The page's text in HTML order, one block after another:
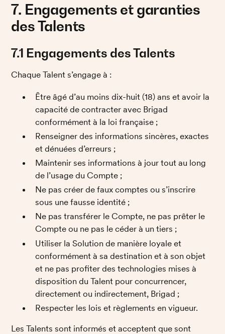
7. Engagements et garanties
des Talents
7.1 Engagements des Talents
Chaque Talent s’engage à :
Être âgé d’au moins dix-huit (18) ans et avoir la
capacité de contracter avec Brigad
conformément à la loi française ;
Renseigner des informations sincères, exactes
et dénuées d’erreurs ;
Maintenir ses informations à jour tout au long
de l’usage du Compte ;
Ne pas créer de faux comptes ou s’inscrire
sous une fausse identité ;
Ne pas transférer le Compte, ne pas prêter le
Compte ou ne pas le céder à un tiers ;
Utiliser la Solution de manière loyale et
conformément à sa destination et à son objet
et ne pas profiter des technologies mises à
disposition du Talent pour concurrencer,
directement ou indirectement, Brigad ;
Respecter les lois et règlements en vigueur.
Les Talents sont informés et acceptent que sont